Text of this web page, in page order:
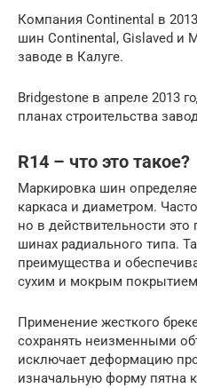
Компания Continental в
шин Continental, Gislaved и
заводе в Калуге.
Bridgestone в апреле 2013
планах строительства
R14 – что это такое?
Маркировка шин
каркаса и диаметром.
но в действительности это
шинах радиального типа.
преимущества и
сухим и мокрым
Применение жесткого
сохранять неизменными
исключает деформацию
изначальную форму пятна